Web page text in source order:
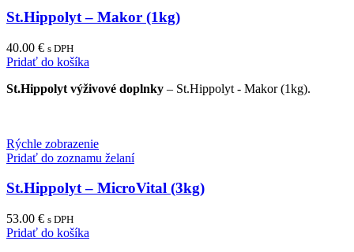
St.Hippolyt – Makor (1kg)
40.00 € s DPH
Pridať do košíka
St.Hippolyt výživové doplnky – St.Hippolyt - Makor (1kg).
Rýchle zobrazenie
Pridať do zoznamu želaní
St.Hippolyt – MicroVital (3kg)
53.00 € s DPH
Pridať do košíka